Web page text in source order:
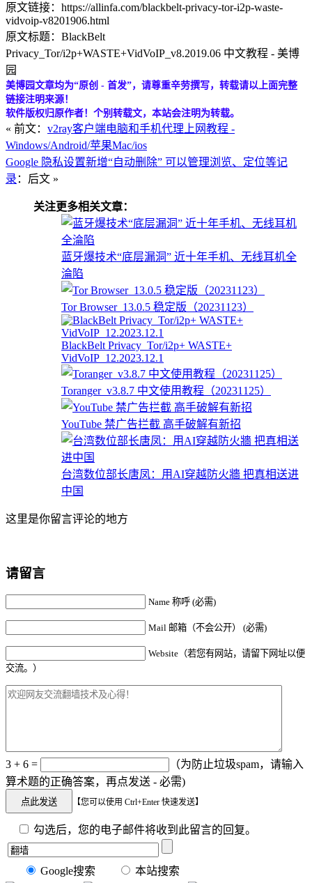
原文链接：https://allinfa.com/blackbelt-privacy-tor-i2p-waste-
vidvoip-v8201906.html
原文标题：BlackBelt
Privacy_Tor/i2p+WASTE+VidVoIP_v8.2019.06 中文教程 - 美博
园
美博园文章均为“原创 - 首发”，请尊重辛劳撰写，转载请以上面完整
链接注明来源！
软件版权归原作者！个别转载文，本站会注明为转载。
« 前文： v2ray客户端电脑和手机代理上网教程 -
Windows/Android/苹果Mac/ios
Google 隐私设置新增“自动删除” 可以管理浏览、定位等记
录 ：后文 »
关注更多相关文章：
蓝牙爆技术“底层漏洞” 近十年手机、无线耳机全
淪陷
Tor Browser_13.0.5 稳定版（20231123）
BlackBelt Privacy_Tor/i2p+ WASTE+
VidVoIP_12.2023.12.1
Toranger_v3.8.7 中文使用教程（20231125）
YouTube 禁广告拦截 高手破解有新招
台湾数位部长唐凤：用AI穿越防火牆 把真相送进
中国
这里是你留言评论的地方
请留言
Name 称呼 (必需)
Mail 邮箱（不会公开） (必需)
Website（若您有网站，请留下网址以便
交流。）
3 + 6 =
（为防止垃圾spam，请输入
算术题的正确答案，再点发送 - 必需)
【您可以使用 Ctrl+Enter 快速发送】
勾选后，您的电子邮件将收到此留言的回复。
Google搜索 本站搜索